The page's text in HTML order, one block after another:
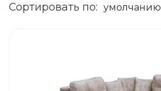
Сортировать по: умолчанию